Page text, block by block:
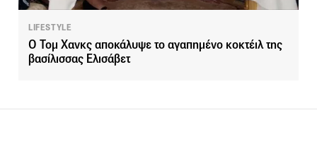
LIFESTYLE
Ο Τομ Χανκς αποκάλυψε το αγαπημένο κοκτέιλ της
βασίλισσας Ελισάβετ